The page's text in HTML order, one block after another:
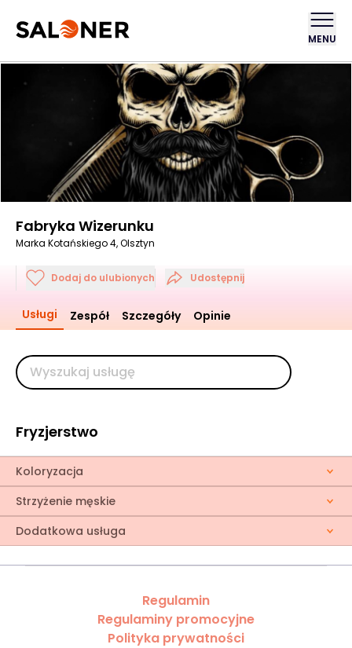
MENU
Fabryka Wizerunku
Marka Kotańskiego 4, Olsztyn
Dodaj do ulubionych Udostępnij
Usługi Zespół Szczegóły Opinie
Fryzjerstwo
Koloryzacja
Strzyżenie męskie
Dodatkowa usługa
Regulamin
Regulaminy promocyjne
Polityka prywatności